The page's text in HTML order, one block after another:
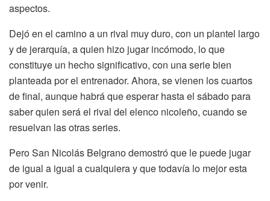
aspectos.
Dejó en el camino a un rival muy duro, con un plantel largo
y de jerarquía, a quien hizo jugar incómodo, lo que
constituye un hecho significativo, con una serie bien
planteada por el entrenador. Ahora, se vienen los cuartos
de final, aunque habrá que esperar hasta el sábado para
saber quien será el rival del elenco nicoleño, cuando se
resuelvan las otras series.
Pero San Nicolás Belgrano demostró que le puede jugar
de igual a igual a cualquiera y que todavía lo mejor esta
por venir.